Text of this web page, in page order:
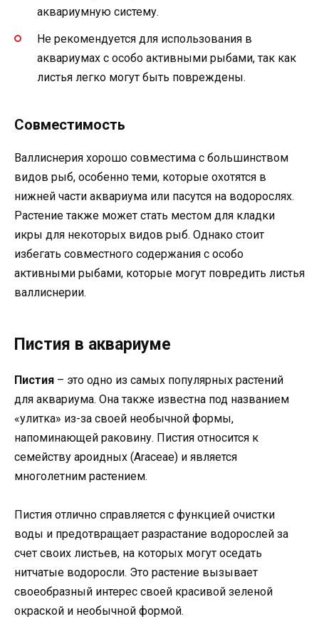
аквариумную систему.
Не рекомендуется для использования в
аквариумах с особо активными рыбами, так как
листья легко могут быть повреждены.
Совместимость
Валлиснерия хорошо совместима с большинством
видов рыб, особенно теми, которые охотятся в
нижней части аквариума или пасутся на водорослях.
Растение также может стать местом для кладки
икры для некоторых видов рыб. Однако стоит
избегать совместного содержания с особо
активными рыбами, которые могут повредить листья
валлиснерии.
Пистия в аквариуме
Пистия – это одно из самых популярных растений
для аквариума. Она также известна под названием
«улитка» из-за своей необычной формы,
напоминающей раковину. Пистия относится к
семейству ароидных (Araceae) и является
многолетним растением.
Пистия отлично справляется с функцией очистки
воды и предотвращает разрастание водорослей за
счет своих листьев, на которых могут оседать
нитчатые водоросли. Это растение вызывает
своеобразный интерес своей красивой зеленой
окраской и необычной формой.